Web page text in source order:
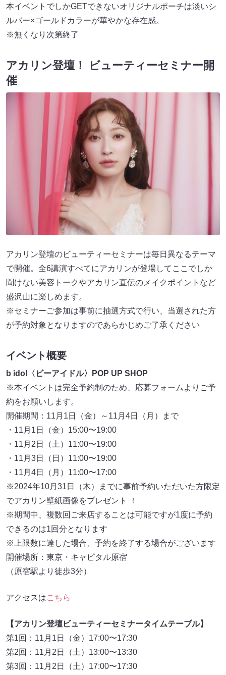
本イベントでしかGETできないオリジナルポーチは淡いシ
ルバー×ゴールドカラーが華やかな存在感。
※無くなり次第終了
アカリン登壇！ ビューティーセミナー開
催
アカリン登壇のビューティーセミナーは毎日異なるテーマ
で開催。全6講演すべてにアカリンが登場してここでしか
聞けない美容トークやアカリン直伝のメイクポイントなど
盛沢山に楽しめます。
※セミナーご参加は事前に抽選方式で行い、当選された方
が予約対象となりますのであらかじめご了承ください
イベント概要
b idol〈ビーアイドル〉POP UP SHOP
※本イベントは完全予約制のため、応募フォームよりご予
約をお願いします。
開催期間：11月1日（金）～11月4日（月）まで
・11月1日（金）15:00〜19:00
・11月2日（土）11:00〜19:00
・11月3日（日）11:00〜19:00
・11月4日（月）11:00〜17:00
※2024年10月31日（木）までに事前予約いただいた方限定
でアカリン壁紙画像をプレゼント ！
※期間中、複数回ご来店することは可能ですが1度に予約
できるのは1回分となります
※上限数に達した場合、予約を終了する場合がございます
開催場所：東京・キャピタル原宿
（原宿駅より徒歩3分）
アクセスはこちら
【アカリン登壇ビューティーセミナータイムテーブル】
第1回：11月1日（金）17:00〜17:30
第2回：11月2日（土）13:00〜13:30
第3回：11月2日（土）17:00〜17:30